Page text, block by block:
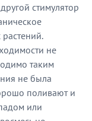
стимулятор
не
таким
не была
поливают и
или